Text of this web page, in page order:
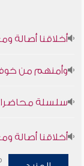
أخلاقنا أصالة
وأمنهم من
سلسلة محاضرات
أخلاقنا أصالة